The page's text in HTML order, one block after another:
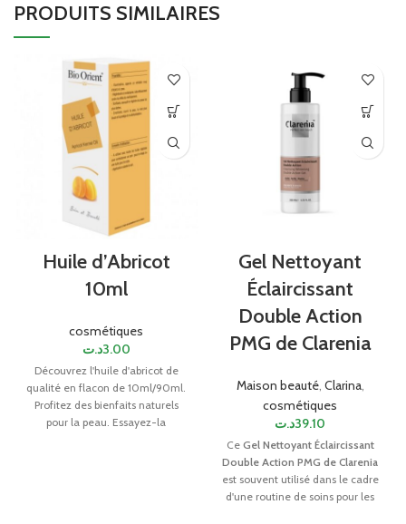
PRODUITS SIMILAIRES
Huile d’Abricot
10ml
cosmétiques
3.00د.ت
Découvrez l'huile d'abricot de
qualité en flacon de 10ml/90ml.
Profitez des bienfaits naturels
pour la peau. Essayez-la
Gel Nettoyant
Éclaircissant
Double Action
PMG de Clarenia
Maison beauté, Clarina,
cosmétiques
39.10د.ت
Ce Gel Nettoyant Éclaircissant
Double Action PMG de Clarenia
est souvent utilisé dans le cadre
d'une routine de soins pour les